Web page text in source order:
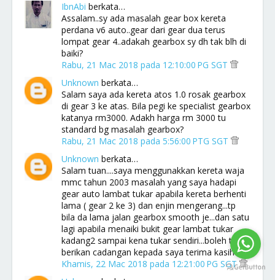
IbnAbi berkata…
Assalam..sy ada masalah gear box kereta
perdana v6 auto..gear dari gear dua terus
lompat gear 4..adakah gearbox sy dh tak blh di
baiki?
Rabu, 21 Mac 2018 pada 12:10:00 PG SGT
Unknown berkata…
Salam saya ada kereta atos 1.0 rosak gearbox
di gear 3 ke atas. Bila pegi ke specialist gearbox
katanya rm3000. Adakh harga rm 3000 tu
standard bg masalah gearbox?
Rabu, 21 Mac 2018 pada 5:56:00 PTG SGT
Unknown berkata…
Salam tuan....saya menggunakkan kereta waja
mmc tahun 2003 masalah yang saya hadapi
gear auto lambat tukar apabila kereta berhenti
lama ( gear 2 ke 3) dan enjin mengerang...tp
bila da lama jalan gearbox smooth je...dan satu
lagi apabila menaiki bukit gear lambat tukar
kadang2 sampai kena tukar sendiri...boleh tuan
berikan cadangan kepada saya terima kasih
Khamis, 22 Mac 2018 pada 12:21:00 PG SGT